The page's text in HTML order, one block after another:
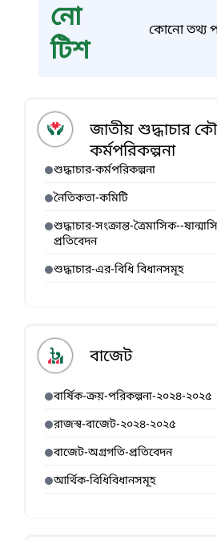
নো
টিশ
কোনো তথ্য
জাতীয় শুদ্ধাচার
কর্মপরিকল্পনা
শুদ্ধাচার-কর্মপরিকল্পনা
নৈতিকতা-কমিটি
শুদ্ধাচার-সংক্রান্ত-ত্রৈমাসিক--
প্রতিবেদন
শুদ্ধাচার-এর-বিধি বিধানসমূহ
বাজেট
বার্ষিক-ক্রয়-পরিকল্পনা-২০২৪-২০২৫
রাজস্ব-বাজেট-২০২৪-২০২৫
বাজেট-অগ্রগতি-প্রতিবেদন
আর্থিক-বিধিবিধানসমূহ